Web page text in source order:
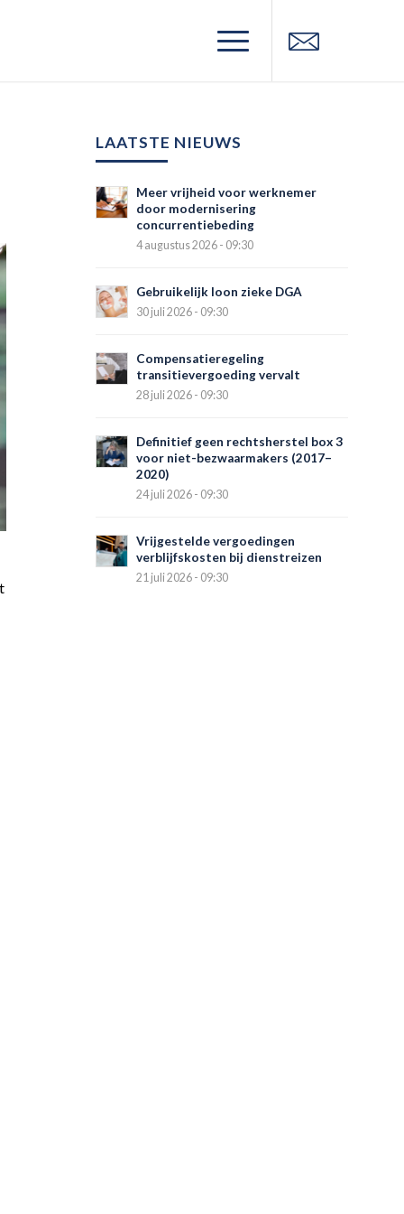
LAATSTE NIEUWS
Meer vrijheid voor werknemer
door modernisering
concurrentiebeding
4 augustus 2026 - 09:30
Gebruikelijk loon zieke DGA
30 juli 2026 - 09:30
Compensatieregeling
transitievergoeding vervalt
28 juli 2026 - 09:30
Definitief geen rechtsherstel box 3
voor niet-bezwaarmakers (2017–
2020)
24 juli 2026 - 09:30
Vrijgestelde vergoedingen
verblijfskosten bij dienstreizen
21 juli 2026 - 09:30